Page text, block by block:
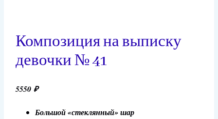
Композиция на выписку
девочки № 41
5550 ₽
Большой «стеклянный» шар